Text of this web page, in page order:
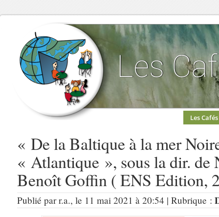
Les Cafés
« De la Baltique à la mer
« Atlantique », sous la dir. de
Benoît Goffin ( ENS Edition,
Publié par r.a., le 11 mai 2021 à 20:54 | Rubrique :